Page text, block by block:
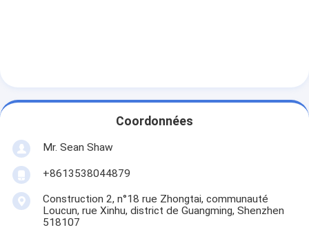
Coordonnées
Mr. Sean Shaw
+8613538044879
Construction 2, n°18 rue Zhongtai, communauté
Loucun, rue Xinhu, district de Guangming, Shenzhen
518107